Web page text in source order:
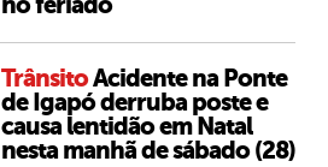
no feriado
TrânsitoAcidente na Ponte
de Igapó derruba poste e
causa lentidão em Natal
nesta manhã de sábado (28)